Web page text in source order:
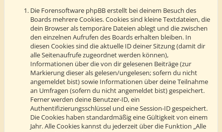
Die Forensoftware phpBB erstellt bei deinem Besuch des
Boards mehrere Cookies. Cookies sind kleine Textdateien, die
dein Browser als temporäre Dateien ablegt und die zwischen
den einzelnen Aufrufen des Boards erhalten bleiben. In
diesen Cookies sind die aktuelle ID deiner Sitzung (damit dir
alle Seitenaufrufe zugeordnet werden können),
Informationen über die von dir gelesenen Beiträge (zur
Markierung dieser als gelesen/ungelesen; sofern du nicht
angemeldet bist) sowie Informationen über deine Teilnahme
an Umfragen (sofern du nicht angemeldet bist) gespeichert.
Ferner werden deine Benutzer-ID, ein
Authentifizierungsschlüssel und eine Session-ID gespeichert.
Die Cookies haben standardmäßig eine Gültigkeit von einem
Jahr. Alle Cookies kannst du jederzeit über die Funktion „Alle